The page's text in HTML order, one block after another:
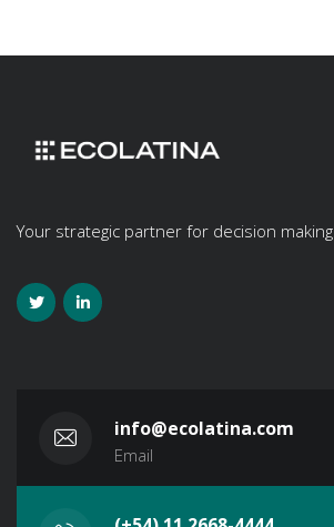
Your strategic partner for decision making.
info@ecolatina.com
Email